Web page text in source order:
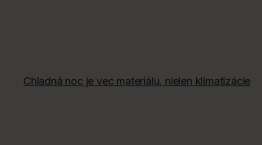
Chladná noc je vec materiálu, nielen klimatizácie